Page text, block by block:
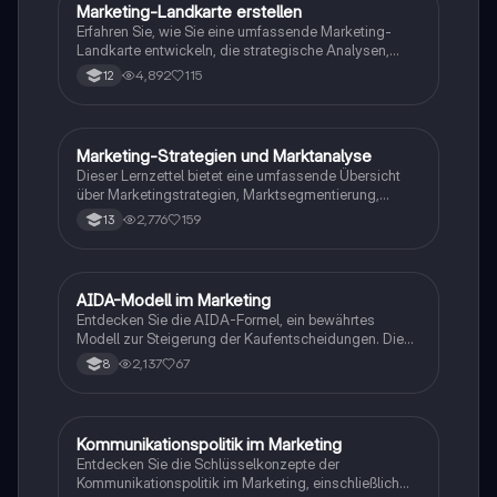
Wirtschaft und Recht
Marketing-Landkarte erstellen
Erfahren Sie, wie Sie eine umfassende Marketing-
Landkarte entwickeln, die strategische Analysen,
Marketingziele, -strategien und den Marketing-Mix
umfasst. Diese Übersicht hilft Ihnen, die
Studierende im Bereich Marketing und
Betriebswirtschaft.
12 4,892 115
Wirtschaft und Recht
Marketing-Strategien und Marktanalyse
Dieser Lernzettel bietet eine umfassende Übersicht
über Marketingstrategien, Marktsegmentierung,
Preisbildung und Personalbeschaffung. Er behandelt
wichtige Konzepte wie die AIDA-Formel, SWOT-
qualitative und quantitative Personalbeschaffung.
13 2,776 159
Wirtschaft und Recht
AIDA-Modell im Marketing
Entdecken Sie die AIDA-Formel, ein bewährtes
Modell zur Steigerung der Kaufentscheidungen. Diese
Übersicht behandelt die vier Phasen: Aufmerksamkeit,
Interesse, Verlangen und Handlung, und zeigt, wie
8 2,137 67
Wirtschaft und Recht
Kommunikationspolitik im Marketing
Entdecken Sie die Schlüsselkonzepte der
Kommunikationspolitik im Marketing, einschließlich